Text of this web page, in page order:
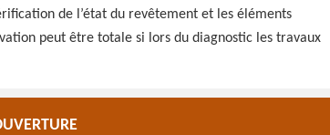
de l’état du revêtement et les éléments
peut être totale si lors du diagnostic les travaux